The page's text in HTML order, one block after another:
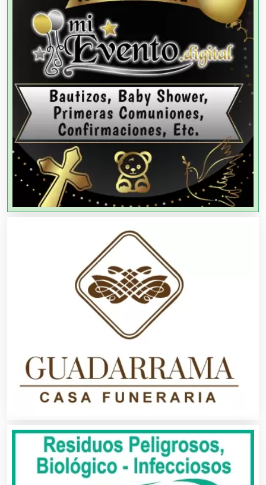
Agencias de Colocación
Agencias de Modelos
Agencias de Publicidad
Agencias de Viajes
Agricultores
Agricultura y Ganadería
Agua Purificada
Aire Acondicionado
Alarmas
Albercas
Alimentos